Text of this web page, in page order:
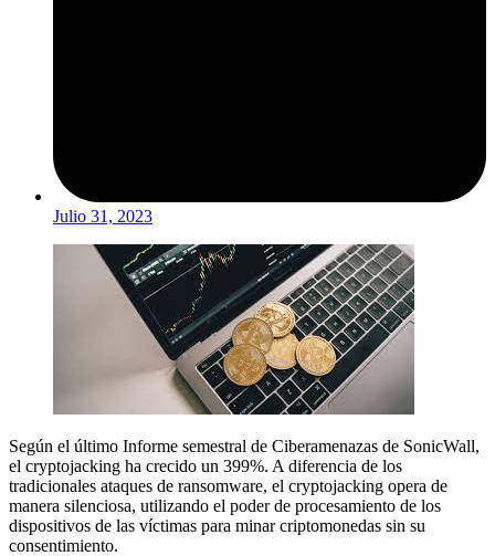
Julio 31, 2023
Según el último Informe semestral de Ciberamenazas de SonicWall,
el cryptojacking ha crecido un 399%. A diferencia de los
tradicionales ataques de ransomware, el cryptojacking opera de
manera silenciosa, utilizando el poder de procesamiento de los
dispositivos de las víctimas para minar criptomonedas sin su
consentimiento.